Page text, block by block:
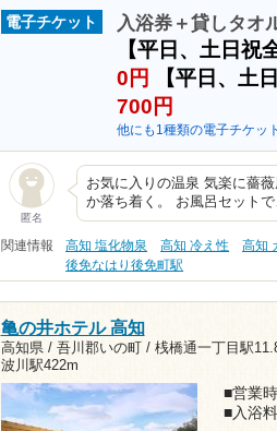
電子チケット 入浴券＋貸しタオ
【平日、土日
0円
【平日、土
700円
他にも1種類の電子チケッ
匿名
お気に入りの温泉 気楽に薔
か落ち着く。 お風呂セット
関連情報 高知 塩化物泉 高知 冷え性 高知
後免なはり後免町駅
亀の井ホテル 高知
高知県 / 吾川郡いの町 / 桟橋通一丁目駅
波川駅422m
■営業
■入浴